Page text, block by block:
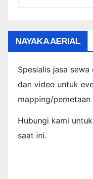
NAYAKA AERIAL
Spesialis jasa
dan video untuk
mapping/pemetaan
Hubungi kami
saat ini.